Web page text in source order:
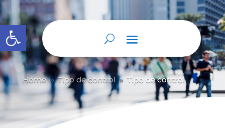
Abrir barra de herramientas
Home 9 Tipo de control 9 Tipo de control